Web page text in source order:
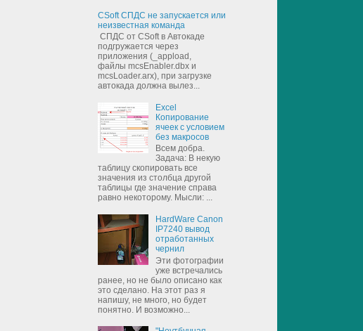
CSoft СПДС не запускается или
неизвестная команда
СПДС от CSoft в Автокаде
подгружается через
приложения (_appload,
файлы mcsEnabler.dbx и
mcsLoader.arx), при загрузке
автокада должна вылез...
Excel
Копирование
ячеек с условием
без макросов
Всем добра.
Задача: В некую
таблицу скопировать все
значения из столбца другой
таблицы где значение справа
равно некоторому. Мысли: ...
HardWare Canon
IP7240 вывод
отработанных
чернил
Эти фотографии
уже встречались
ранее, но не было описано как
это сделано. На этот раз я
напишу, не много, но будет
понятно. И возможно...